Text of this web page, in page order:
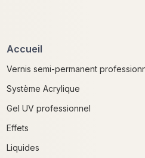
Accueil
Vernis semi-permanent
Système Acrylique
Gel UV professionnel
Effets
Liquides